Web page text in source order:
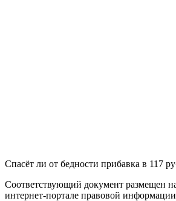
Спасёт ли от бедности прибавка в 117
Соответствующий документ размещен
интернет-портале правовой